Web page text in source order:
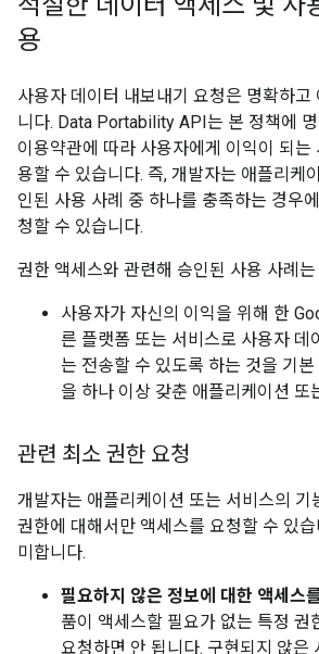
용
사용자 데이터 내보내기 요청은 명확하고
니다. Data Portability API는 본 정책에
이용약관에 따라 사용자에게 이익이 되는
용할 수 있습니다. 즉, 개발자는 애플리케
인된 사용 사례 중 하나를 충족하는 경우
청할 수 있습니다.
권한 액세스와 관련해 승인된 사용 사례
사용자가 자신의 이익을 위해 한
른 플랫폼 또는 서비스로 사용자 데
는 전송할 수 있도록 하는 것을 기
을 하나 이상 갖춘 애플리케이션 또
관련 최소 권한 요청
개발자는 애플리케이션 또는 서비스의 기
권한에 대해서만 액세스를 요청할 수 있습
미합니다.
필요하지 않은 정보에 대한 액세스
품이 액세스할 필요가 없는 특정 권
요청하면 안 됩니다. 구현되지 않은